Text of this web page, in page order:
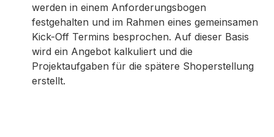
werden in einem Anforderungsbogen
festgehalten und im Rahmen eines gemeinsamen
Kick-Off Termins besprochen. Auf dieser Basis
wird ein Angebot kalkuliert und die
Projektaufgaben für die spätere Shoperstellung
erstellt.